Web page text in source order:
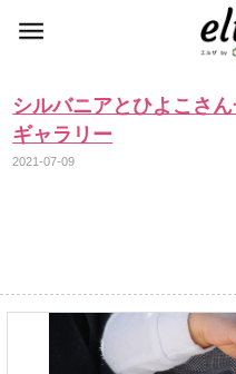
シルバニアとひよこさ
ギャラリー
2021-07-09